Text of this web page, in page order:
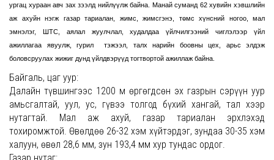
ургац хураан авч зах зээлд нийлүүлж байна. Манай суманд 62 хувийн хэвшлийн
аж ахуйн нэгж газар тариалан, жимс, жимсгэнэ, төмс хүнсний ногоо, мал
эмнэлэг, ШТС, аялал жуулчлал, худалдаа үйлчилгээний чиглэлээр үйл
ажиллагаа явуулж, гурил тэжээл, талх нарийн боовны цех, арьс элдэж
боловсруулах жижиг дунд үйлдвэрүүд тогтвортой ажиллаж байна.
Байгаль, цаг уур:
Далайн түвшингээс 1200 м өргөгдсөн эх газрын сэрүүн уур
амьсгалтай, уул, ус, гүвээ толгод бүхий хангай, тал хээр
нутагтай. Мал аж ахуй, газар тариалан эрхлэхэд
тохиромжтой. Өвөлдөө 26-32 хэм хүйтэрдэг, зундаа 30-35 хэм
халуун, өвөл 28,6 мм, зун 193,4 мм хур тундас ордог.